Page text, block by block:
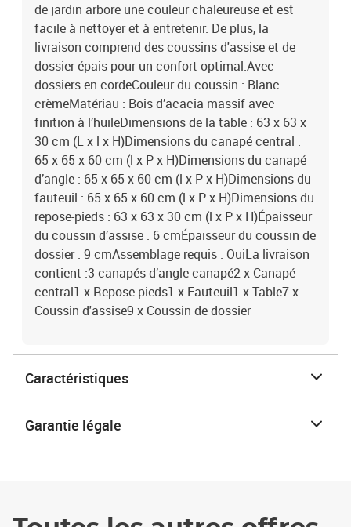
de jardin arbore une couleur chaleureuse et est
facile à nettoyer et à entretenir. De plus, la
livraison comprend des coussins d'assise et de
dossier épais pour un confort optimal.Avec
dossiers en cordeCouleur du coussin : Blanc
crèmeMatériau : Bois d’acacia massif avec
finition à l’huileDimensions de la table : 63 x 63 x
30 cm (L x l x H)Dimensions du canapé central :
65 x 65 x 60 cm (l x P x H)Dimensions du canapé
d’angle : 65 x 65 x 60 cm (l x P x H)Dimensions du
fauteuil : 65 x 65 x 60 cm (l x P x H)Dimensions du
repose-pieds : 63 x 63 x 30 cm (l x P x H)Épaisseur
du coussin d’assise : 6 cmÉpaisseur du coussin de
dossier : 9 cmAssemblage requis : OuiLa livraison
contient :3 canapés d’angle canapé2 x Canapé
central1 x Repose-pieds1 x Fauteuil1 x Table7 x
Coussin d'assise9 x Coussin de dossier
Caractéristiques
Garantie légale